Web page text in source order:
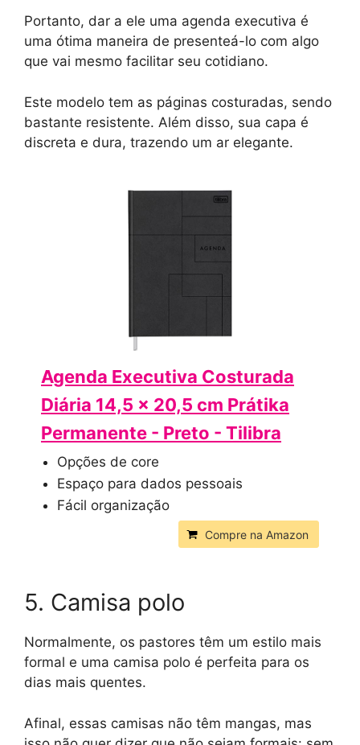
Portanto, dar a ele uma agenda executiva é
uma ótima maneira de presenteá-lo com algo
que vai mesmo facilitar seu cotidiano.
Este modelo tem as páginas costuradas, sendo
bastante resistente. Além disso, sua capa é
discreta e dura, trazendo um ar elegante.
Agenda Executiva Costurada
Diária 14,5 x 20,5 cm Prátika
Permanente - Preto - Tilibra
Opções de core
Espaço para dados pessoais
Fácil organização
Compre na Amazon
5. Camisa polo
Normalmente, os pastores têm um estilo mais
formal e uma camisa polo é perfeita para os
dias mais quentes.
Afinal, essas camisas não têm mangas, mas